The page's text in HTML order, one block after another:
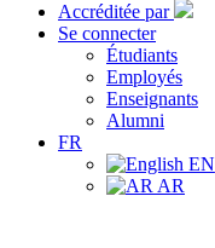
Accréditée par
Se connecter
Étudiants
Employés
Enseignants
Alumni
FR
EN
AR